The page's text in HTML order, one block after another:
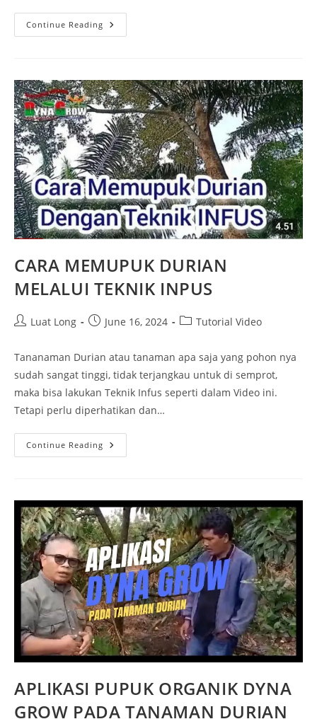
Continue Reading
CARA MEMUPUK DURIAN
MELALUI TEKNIK INPUS
Luat Long June 16, 2024 Tutorial Video
Tananaman Durian atau tanaman apa saja yang pohon nya
sudah sangat tinggi, tidak terjangkau untuk di semprot,
maka bisa lakukan Teknik Infus seperti dalam Video ini.
Tetapi perlu diperhatikan dan…
Continue Reading
APLIKASI PUPUK ORGANIK DYNA
GROW PADA TANAMAN DURIAN